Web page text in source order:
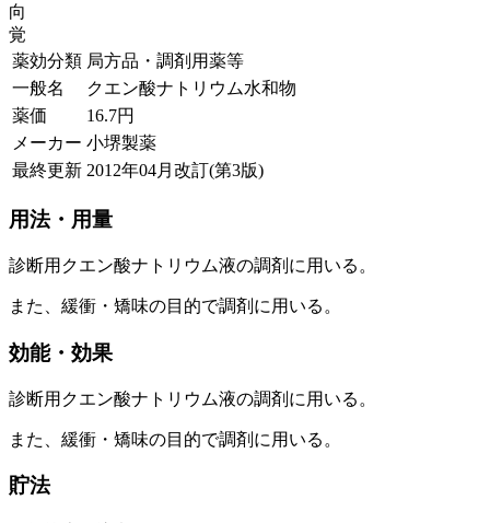
向
覚
薬効分類 局方品・調剤用薬等
一般名
クエン酸ナトリウム水和物
薬価
16.7円
メーカー 小堺製薬
最終更新 2012年04月改訂(第3版)
用法・用量
診断用クエン酸ナトリウム液の調剤に用いる。
また、緩衝・矯味の目的で調剤に用いる。
効能・効果
診断用クエン酸ナトリウム液の調剤に用いる。
また、緩衝・矯味の目的で調剤に用いる。
貯法